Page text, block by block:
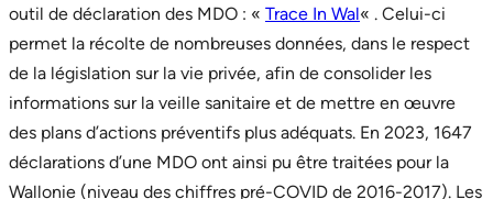
outil de déclaration des MDO : « Trace In Wal« . Celui-ci
permet la récolte de nombreuses données, dans le respect
de la législation sur la vie privée, afin de consolider les
informations sur la veille sanitaire et de mettre en œuvre
des plans d’actions préventifs plus adéquats. En 2023, 1647
déclarations d’une MDO ont ainsi pu être traitées pour la
Wallonie (niveau des chiffres pré-COVID de 2016-2017). Les